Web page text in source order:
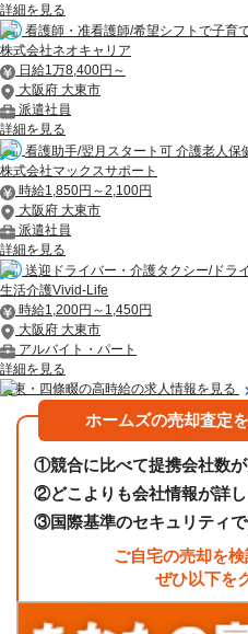
詳細を見る
看護師・准看護師/希望シフトで子育
株式会社ネオキャリア
日給1万8,400円～
大阪府 大東市
派遣社員
詳細を見る
看護助手/翌月スタート可 介護老人保
株式会社マックスサポート
時給1,850円～2,100円
大阪府 大東市
派遣社員
詳細を見る
送迎ドライバー・介護タクシー/ドラ
生活介護Vivid-Life
時給1,200円～1,450円
大阪府 大東市
アルバイト・パート
詳細を見る
大東・四條畷の高時給の求人情報を見る
ホームズの売却査定
①競合に比べて提携会社数
②どこよりも会社情報が詳
③国際基準のセキュリティ
ご自宅の売却を
ぜひ以下を